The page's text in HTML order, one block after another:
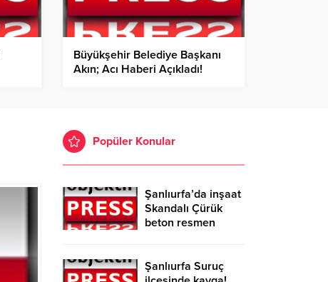
Büyükşehir Belediye Başkanı
Akın; Acı Haberi Açıkladı!
Popüler Konular
Şanlıurfa’da inşaat
Skandalı Çürük
beton resmen
Şanlıurfa Suruç